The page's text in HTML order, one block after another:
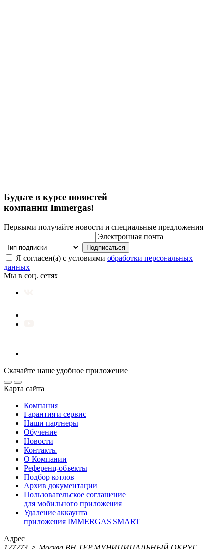
Будьте в курсе новостей
компании Immergas!
Первыми получайте новости и специальные предложения
Электронная почта
Подписаться
Я согласен(а) с условиями обработки персональных
данных
Мы в соц. сетях
Скачайте наше удобное приложение
Карта сайта
Компания
Гарантия и сервис
Наши партнеры
Обучение
Новости
Контакты
О Компании
Референц-объекты
Подбор котлов
Архив документации
Пользовательское соглашение
для мобильного приложения
Удаление аккаунта
приложения IMMERGAS SMART
Адрес
127273, г. Москва ВН.ТЕР.МУНИЦИПАЛЬНЫЙ ОКРУГ